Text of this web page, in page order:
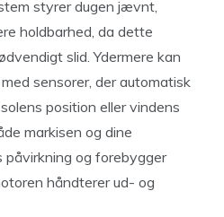
styrer dugen jævnt,
holdbarhed, da dette
slid. Ydermere kan
sensorer, der automatisk
position eller vindens
markisen og dine
påvirkning og forebygger
håndterer ud- og